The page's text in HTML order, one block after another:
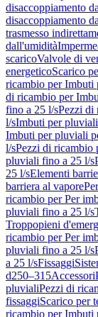
disaccoppiamento
disaccoppiamento
trasmesso
dall'umidità
scaricoValvole di
energeticoScarico
ricambio per Imbuti
di ricambio per
fino a 25 l/sPezzi di
l/sImbuti per
Imbuti per pluviali
l/sPezzi di ricambio
pluviali fino a 25 l/s
25 l/sElementi
barriera al vapore
ricambio per Per
pluviali fino a 25 l/s
Troppopieni
ricambio per Per
pluviali fino a 25 l/s
a 25 l/sFissaggi
d250–315Accessori
pluvialiPezzi di
fissaggiScarico per
ricambio per Imbuti